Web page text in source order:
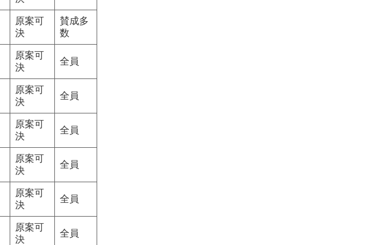
原案可
決
賛成多
数
原案可
決
全員
原案可
決
全員
原案可
決
全員
原案可
決
全員
原案可
決
全員
原案可
決
全員